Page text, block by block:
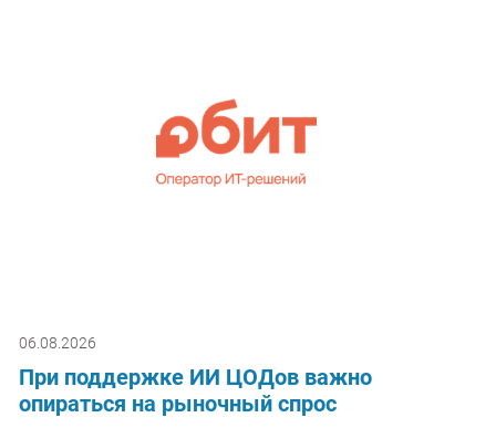
06.08.2026
При поддержке ИИ ЦОДов важно
опираться на рыночный спрос